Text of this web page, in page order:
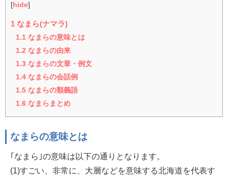
[ hide]
1 なまら(ナマラ)
1.1 なまらの意味とは
1.2 なまらの由来
1.3 なまらの文章・例文
1.4 なまらの会話例
1.5 なまらの類義語
1.6 なまらまとめ
なまらの意味とは
｢なまら｣の意味は以下の通りとなります。
(1)すごい、非常に、大層などを意味する北海道を代表す